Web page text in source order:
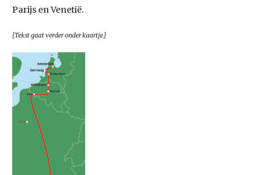
Parijs en Venetië.
[Tekst gaat verder onder kaartje.]